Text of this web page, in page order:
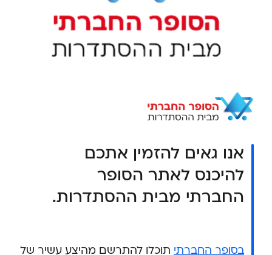
אנו גאים להזמין אתכם
להיכנס לאתר הסופר
החברתי מבית ההסתדרות.
בסופר החברתי תוכלו להתרשם מהיצע עשיר של